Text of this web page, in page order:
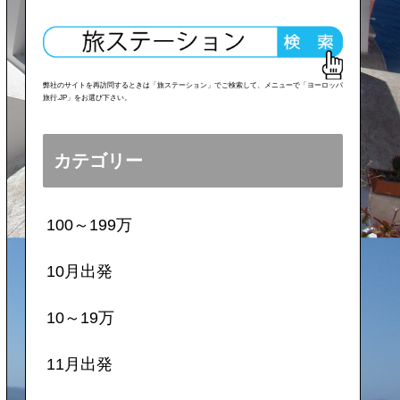
弊社のサイトを再訪問するときは「旅ステーション」でご検索して、メニューで「ヨーロッパ
旅行.JP」をお選び下さい。
カテゴリー
100～199万
10月出発
10～19万
11月出発